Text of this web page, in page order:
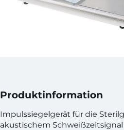
Produktinformation
Impulssiegelgerät für die
akustischem